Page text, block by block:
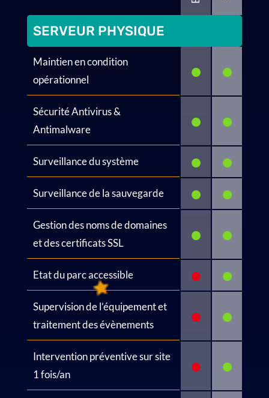
SERVEUR PHYSIQUE
Maintien en condition
opérationnel
• •
Sécurité Antivirus &
Antimalware
• •
Surveillance du système • •
Surveillance de la sauvegarde • •
Gestion des noms de domaines
et des certificats SSL
• •
Etat du parc accessible • •
Supervision de l’équipement et
traitement des évènements
• •
Intervention préventive sur site
1 fois/an
• •